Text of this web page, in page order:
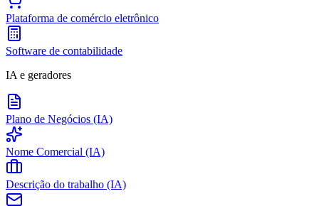
Plataforma de comércio eletrônico
Software de contabilidade
IA e geradores
Plano de Negócios (IA)
Nome Comercial (IA)
Descrição do trabalho (IA)